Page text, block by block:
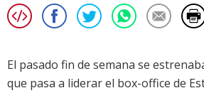
El pasado fin de semana se
que pasa a liderar el box-office de